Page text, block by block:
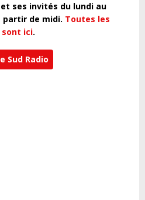
ses invités du lundi au
partir de midi. Toutes les
sont ici.
Sud Radio